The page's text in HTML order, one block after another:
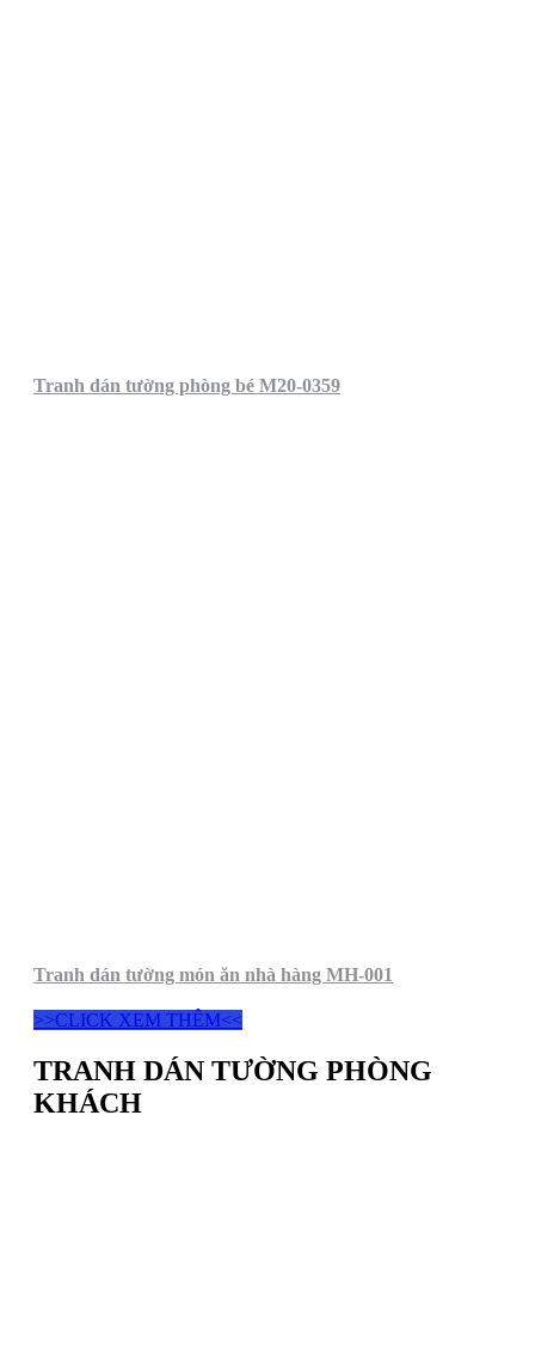
Tranh dán tường phòng bé M20-0359
Tranh dán tường món ăn nhà hàng MH-001
>>CLICK XEM THÊM<<
TRANH DÁN TƯỜNG PHÒNG
KHÁCH